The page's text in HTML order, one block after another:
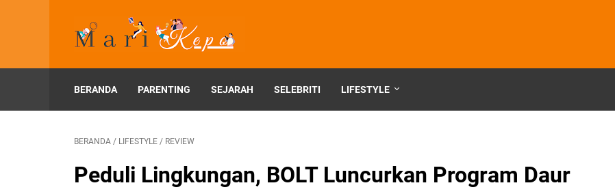
BERANDA PARENTING SEJARAH SELEBRITI LIFESTYLE
BERANDA / LIFESTYLE / REVIEW
Peduli Lingkungan, BOLT Luncurkan Program Daur